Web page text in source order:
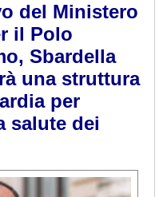
del Ministero
il Polo
Sbardella
una struttura
per
salute dei